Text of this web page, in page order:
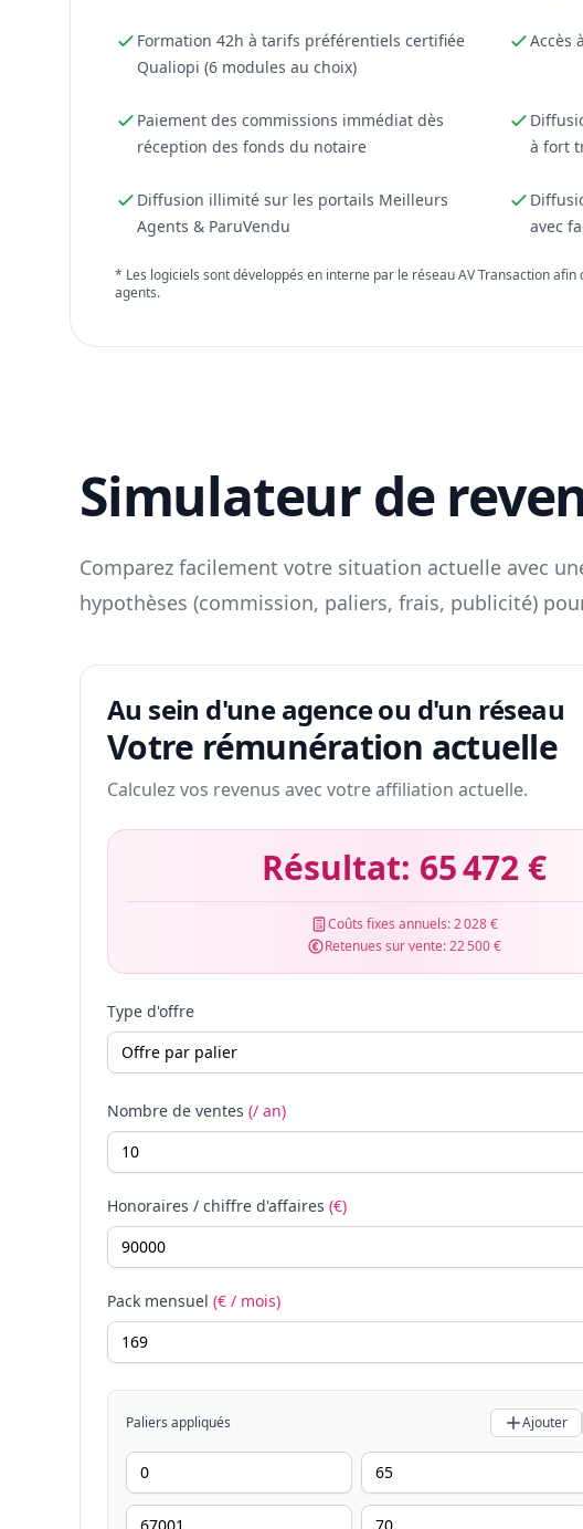
Formation 42h à tarifs préférentiels certifiée
Qualiopi (6 modules au choix)
Accès
Paiement des commissions immédiat dès
réception des fonds du notaire
à fort
Diffusion illimité sur les portails Meilleurs
Agents & ParuVendu
avec
* Les logiciels sont développés en interne par le réseau AV Transaction
agents.
Simulateur de
Comparez facilement votre situation actuelle avec
hypothèses (commission, paliers, frais, publicité)
Au sein d'une agence ou d'un réseau
Votre rémunération actuelle
Calculez vos revenus avec votre affiliation actuelle.
Résultat: 65 472 €
Coûts fixes annuels:2 028 €
Retenues sur vente:22 500 €
Type d'offre
Nombre de ventes (/ an)
Honoraires / chiffre d'affaires (€)
Pack mensuel (€ / mois)
Paliers appliqués Ajouter